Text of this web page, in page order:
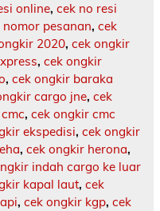
online, cek no resi
nomor pesanan, cek
2020, cek ongkir
, cek ongkir
, cek ongkir baraka
cargo jne, cek
, cek ongkir cmc
ekspedisi, cek ongkir
, cek ongkir herona,
indah cargo ke luar
kapal laut, cek
, cek ongkir kgp, cek